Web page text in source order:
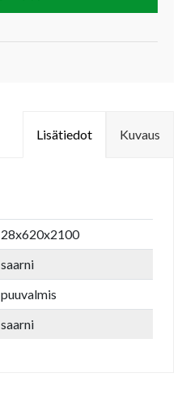
Kuvaus
Lisätiedot
28x620x2100
saarni
puuvalmis
saarni